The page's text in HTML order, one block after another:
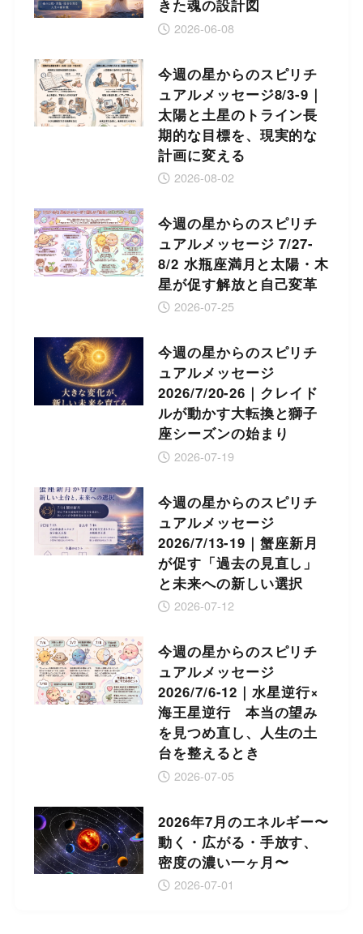
きた魂の設計図
2026-06-08
今週の星からのスピリチ
ュアルメッセージ8/3-9｜
太陽と土星のトライン長
期的な目標を、現実的な
計画に変える
2026-08-02
今週の星からのスピリチ
ュアルメッセージ 7/27-
8/2 水瓶座満月と太陽・木
星が促す解放と自己変革
2026-07-25
今週の星からのスピリチ
ュアルメッセージ
2026/7/20-26｜クレイド
ルが動かす大転換と獅子
座シーズンの始まり
2026-07-19
今週の星からのスピリチ
ュアルメッセージ
2026/7/13-19｜蟹座新月
が促す「過去の見直し」
と未来への新しい選択
2026-07-12
今週の星からのスピリチ
ュアルメッセージ
2026/7/6-12｜水星逆行×
海王星逆行 本当の望み
を見つめ直し、人生の土
台を整えるとき
2026-07-05
2026年7月のエネルギー〜
動く・広がる・手放す、
密度の濃い一ヶ月〜
2026-07-01